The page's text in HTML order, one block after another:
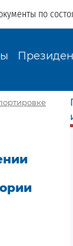
по